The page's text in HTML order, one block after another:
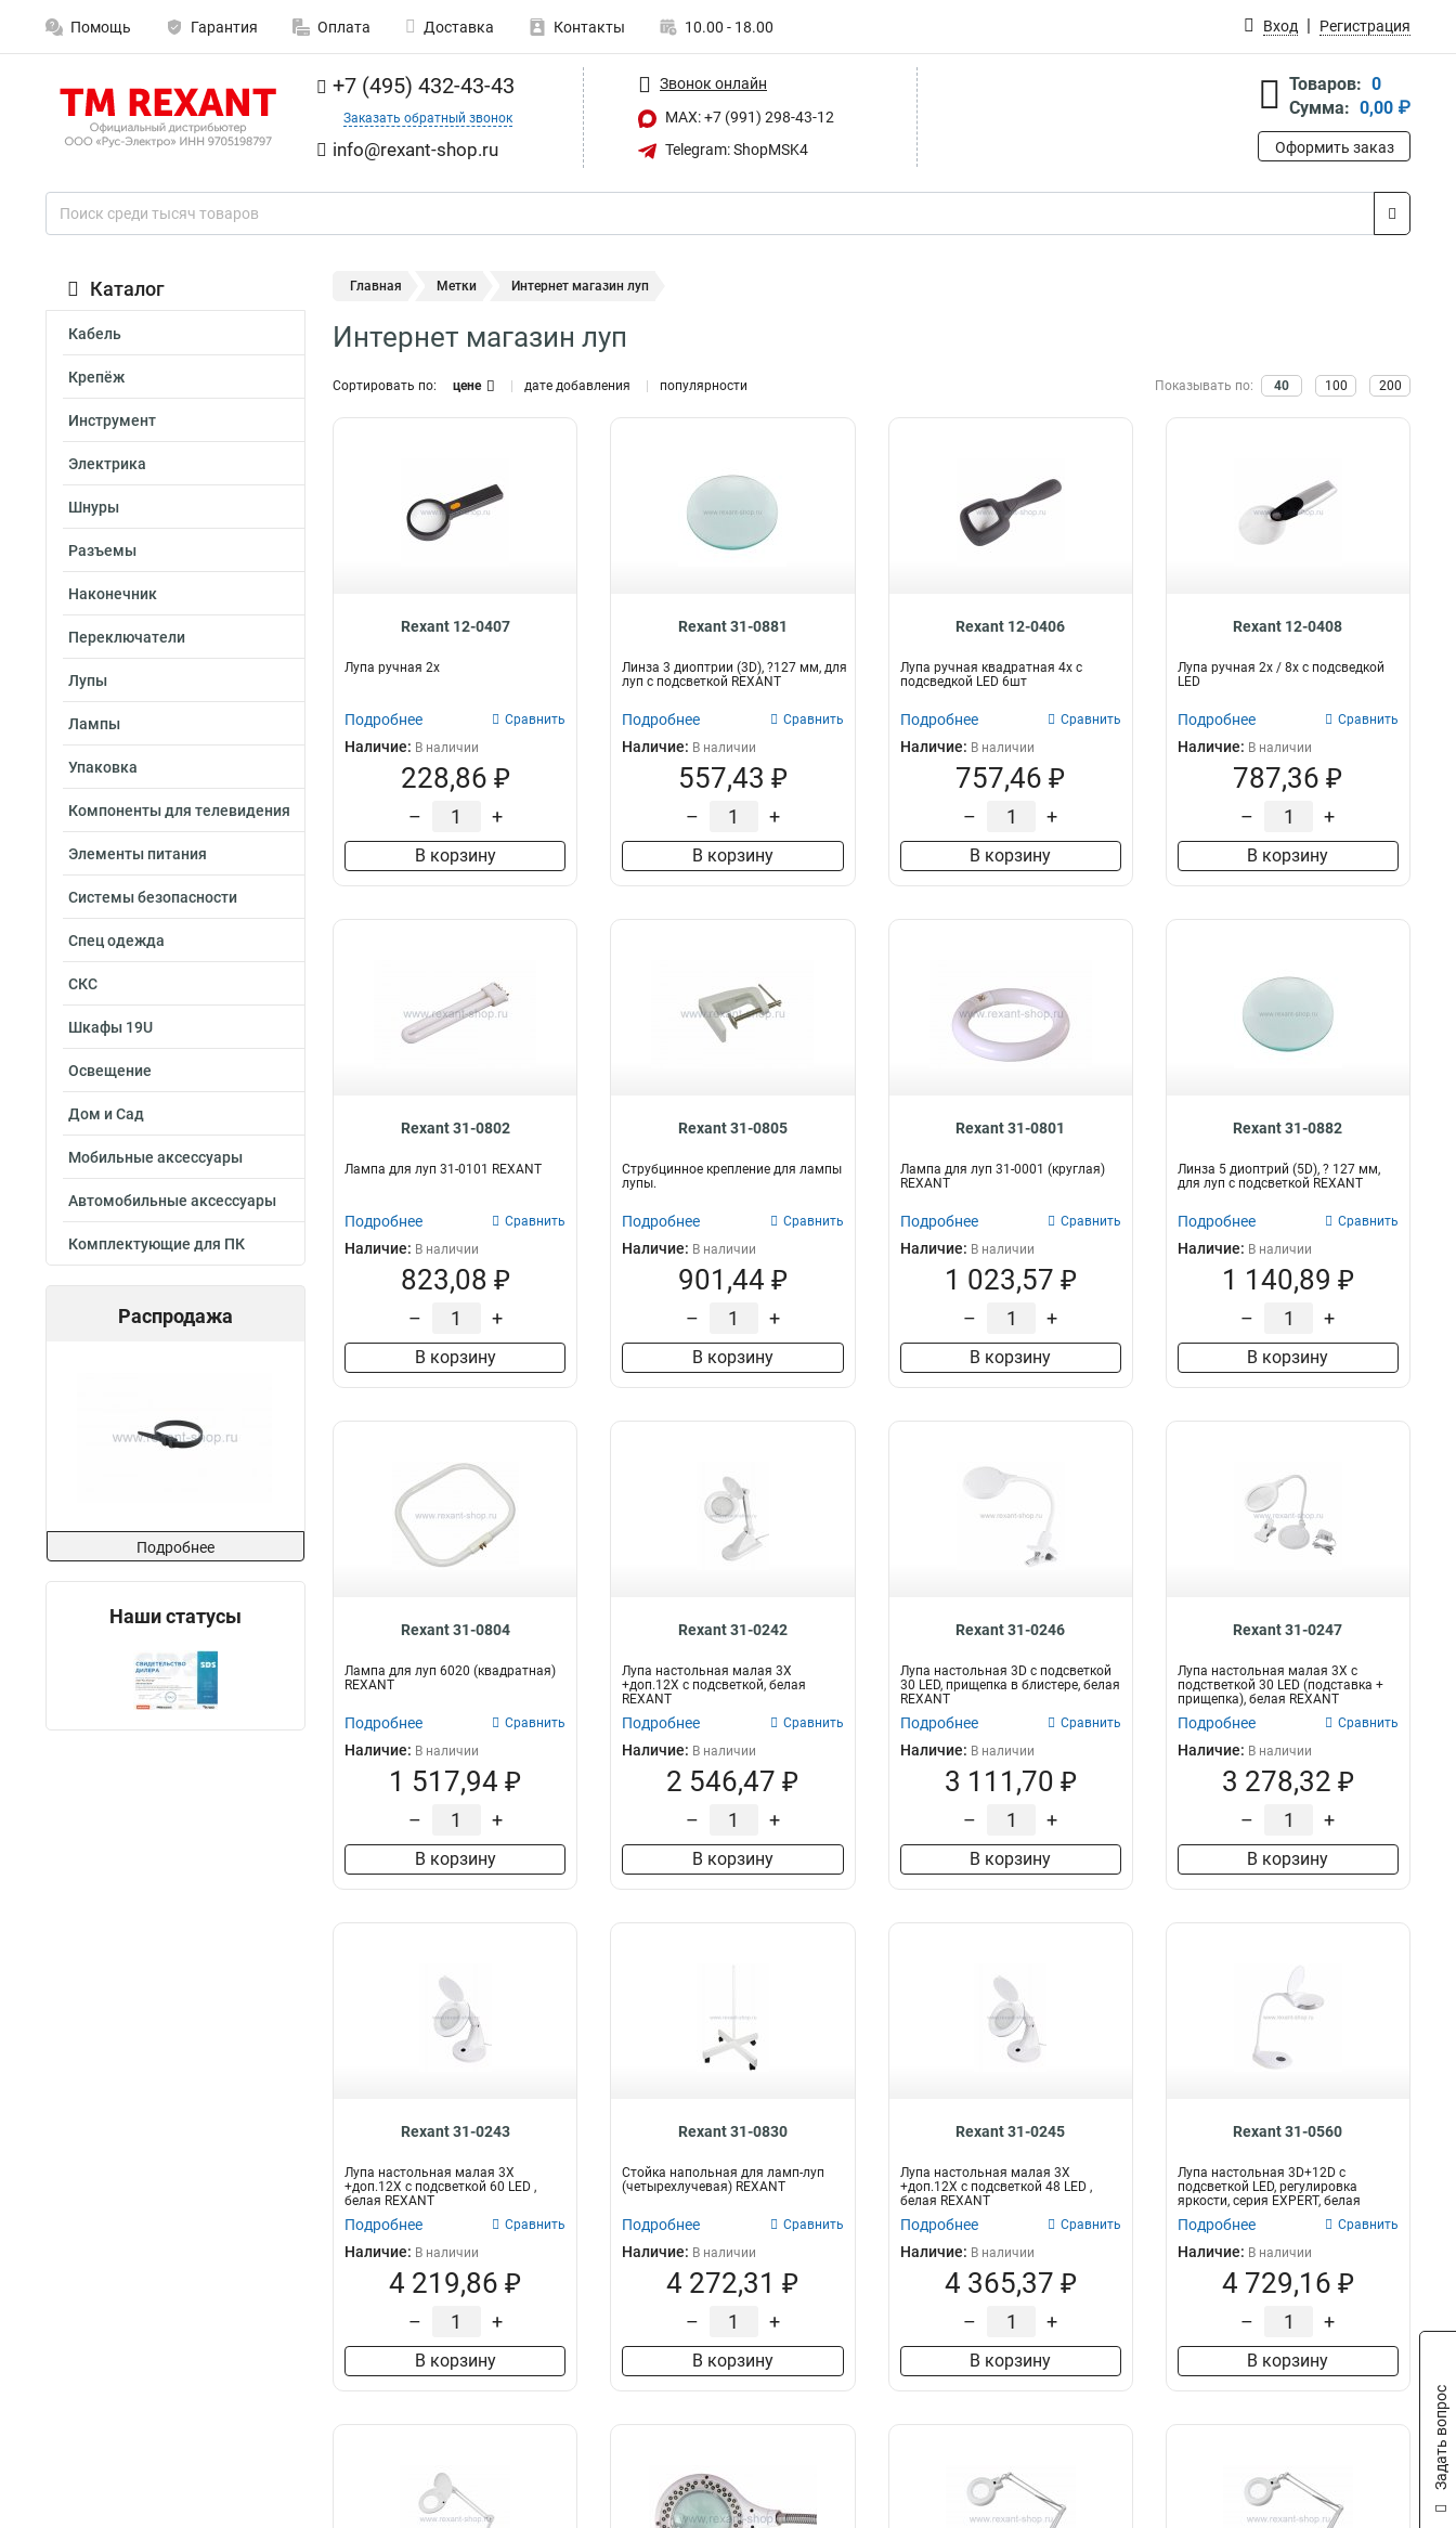
Помощь Гарантия Оплата Доставка Контакты 10.00 - 18.00 Вход Регистрация
+7 (495) 432-43-43
Заказать обратный звонок
info@rexant-shop.ru
Звонок онлайн
MAX: +7 (991) 298-43-12
Telegram: ShopMSK4
Товаров: 0
Сумма: 0,00 ₽
Оформить заказ
Каталог
Кабель
Крепёж
Инструмент
Электрика
Шнуры
Разъемы
Наконечник
Переключатели
Лупы
Лампы
Упаковка
Компоненты для телевидения
Элементы питания
Системы безопасности
Спец одежда
СКС
Шкафы 19U
Освещение
Дом и Сад
Мобильные аксессуары
Автомобильные аксессуары
Комплектующие для ПК
Распродажа
Подробнее
Наши статусы
Главная Метки Интернет магазин луп
Интернет магазин луп
Сортировать по: цене дате добавления популярности Показывать по: 40 100 200
Rexant 12-0407
Лупа ручная 2х
Подробнее Сравнить
Наличие: В наличии
228,86 ₽
– +
В корзину
Rexant 31-0881
Линза 3 диоптрии (3D), ?127 мм, для
луп с подсветкой REXANT
Подробнее Сравнить
Наличие: В наличии
557,43 ₽
– +
В корзину
Rexant 12-0406
Лупа ручная квадратная 4х с
подсведкой LED 6шт
Подробнее Сравнить
Наличие: В наличии
757,46 ₽
– +
В корзину
Rexant 12-0408
Лупа ручная 2х / 8х с подсведкой
LED
Подробнее Сравнить
Наличие: В наличии
787,36 ₽
– +
В корзину
Rexant 31-0802
Лампа для луп 31-0101 REXANT
Подробнее Сравнить
Наличие: В наличии
823,08 ₽
– +
В корзину
Rexant 31-0805
Струбцинное крепление для лампы
лупы.
Подробнее Сравнить
Наличие: В наличии
901,44 ₽
– +
В корзину
Rexant 31-0801
Лампа для луп 31-0001 (круглая)
REXANT
Подробнее Сравнить
Наличие: В наличии
1 023,57 ₽
– +
В корзину
Rexant 31-0882
Линза 5 диоптрий (5D), ? 127 мм,
для луп с подсветкой REXANT
Подробнее Сравнить
Наличие: В наличии
1 140,89 ₽
– +
В корзину
Rexant 31-0804
Лампа для луп 6020 (квадратная)
REXANT
Подробнее Сравнить
Наличие: В наличии
1 517,94 ₽
– +
В корзину
Rexant 31-0242
Лупа настольная малая 3Х
+доп.12Х с подсветкой, белая
REXANT
Подробнее Сравнить
Наличие: В наличии
2 546,47 ₽
– +
В корзину
Rexant 31-0246
Лупа настольная 3D с подсветкой
30 LED, прищепка в блистере, белая
REXANT
Подробнее Сравнить
Наличие: В наличии
3 111,70 ₽
– +
В корзину
Rexant 31-0247
Лупа настольная малая 3X с
подстветкой 30 LED (подставка +
прищепка), белая REXANT
Подробнее Сравнить
Наличие: В наличии
3 278,32 ₽
– +
В корзину
Rexant 31-0243
Лупа настольная малая 3Х
+доп.12Х с подсветкой 60 LED ,
белая REXANT
Подробнее Сравнить
Наличие: В наличии
4 219,86 ₽
– +
В корзину
Rexant 31-0830
Стойка напольная для ламп-луп
(четырехлучевая) REXANT
Подробнее Сравнить
Наличие: В наличии
4 272,31 ₽
– +
В корзину
Rexant 31-0245
Лупа настольная малая 3Х
+доп.12Х с подсветкой 48 LED ,
белая REXANT
Подробнее Сравнить
Наличие: В наличии
4 365,37 ₽
– +
В корзину
Rexant 31-0560
Лупа настольная 3D+12D с
подсветкой LED, регулировка
яркости, серия EXPERT, белая
Подробнее Сравнить
Наличие: В наличии
4 729,16 ₽
– +
В корзину
Задать вопрос